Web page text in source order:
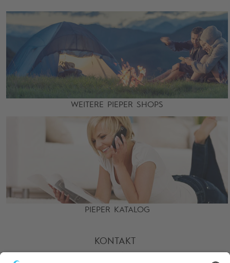
WEITERE PIEPER SHOPS
PIEPER KATALOG
KONTAKT
HOTLINE